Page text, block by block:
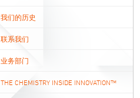
我们的历史
联系我们
业务部门
THE CHEMISTRY INSIDE INNOVATION™